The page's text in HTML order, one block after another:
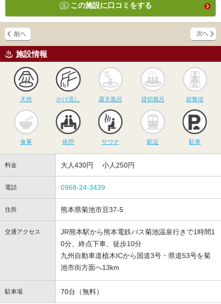
この施設に口コミをする
施設情報
天然
かけ流し
かけ流し
露天風呂
露天風呂
貸切風呂
貸切風呂 岩盤浴
食事 休憩
サウナ
サウナ 駅近 駐車
料金 大人430円 小人250円
電話 0968-24-3439
住所 熊本県菊池市亘37-5
交通アクセス
JR熊本駅から熊本電鉄バス菊池温泉行きで1時間1
0分、終点下車、徒歩10分
九州自動車道植木ICから国道3号・県道53号を菊
池市街方面へ13km
駐車場 70台（無料）